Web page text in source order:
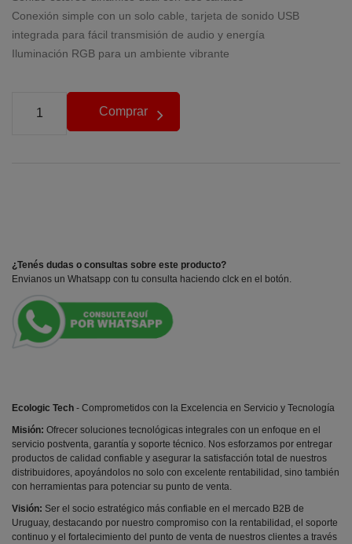
Conexión simple con un solo cable, tarjeta de sonido USB
integrada para fácil transmisión de audio y energía
Iluminación RGB para un ambiente vibrante
Comprar
¿Tenés dudas o consultas sobre este producto?
Envianos un Whatsapp con tu consulta haciendo clck en el botón.
Ecologic Tech - Comprometidos con la Excelencia en Servicio y Tecnología
Misión: Ofrecer soluciones tecnológicas integrales con un enfoque en el
servicio postventa, garantía y soporte técnico. Nos esforzamos por entregar
productos de calidad confiable y asegurar la satisfacción total de nuestros
distribuidores, apoyándolos no solo con excelente rentabilidad, sino también
con herramientas para potenciar su punto de venta.
Visión: Ser el socio estratégico más confiable en el mercado B2B de
Uruguay, destacando por nuestro compromiso con la rentabilidad, el soporte
continuo y el fortalecimiento del punto de venta de nuestros clientes a través